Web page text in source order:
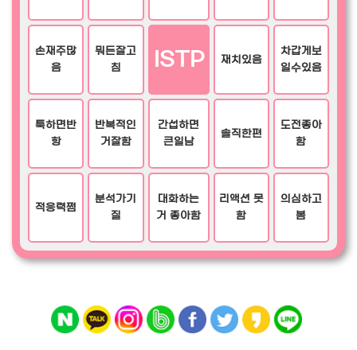
손재주많
음
뭐든잘고
침
ISTP 재치있음
차갑게보
일수있음
툭하면반
항
반복적인
거잘함
간섭하면
큰일남
솔직한편
도전좋아
함
적응력쩜
분석가기
질
대화하는
거 좋아함
리액션 못
함
의심하고
봄